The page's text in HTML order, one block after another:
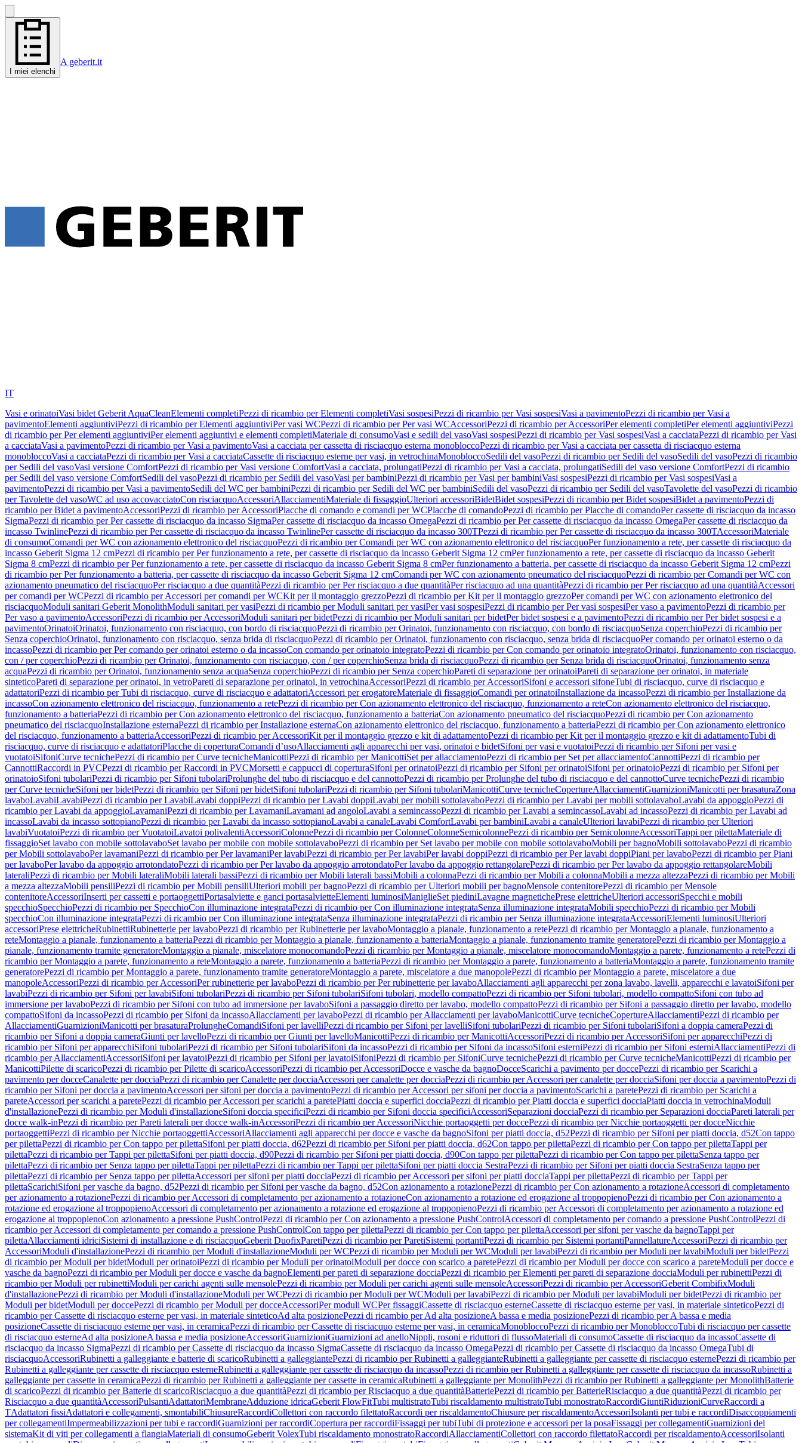
I miei elenchi
A geberit.it
IT
Vasi e orinatoiVasi bidet Geberit AquaCleanElementi completiPezzi di ricambio per Elementi completiVasi sospesiPezzi di ricambio per Vasi sospesiVasi a pavimentoPezzi di ricambio per Vasi a
pavimentoElementi aggiuntiviPezzi di ricambio per Elementi aggiuntiviPer vasi WCPezzi di ricambio per Per vasi WCAccessoriPezzi di ricambio per AccessoriPer elementi completiPer elementi aggiuntiviPezzi
di ricambio per Per elementi aggiuntiviPer elementi aggiuntivi e elementi completiMateriale di consumoVasi e sedili del vasoVasi sospesiPezzi di ricambio per Vasi sospesiVasi a cacciataPezzi di ricambio per Vasi
a cacciataVasi a pavimentoPezzi di ricambio per Vasi a pavimentoVasi a cacciata per cassetta di risciacquo esterna monobloccoPezzi di ricambio per Vasi a cacciata per cassetta di risciacquo esterna
monobloccoVasi a cacciataPezzi di ricambio per Vasi a cacciataCassette di risciacquo esterne per vasi, in vetrochinaMonobloccoSedili del vasoPezzi di ricambio per Sedili del vasoSedili del vasoPezzi di ricambio
per Sedili del vasoVasi versione ComfortPezzi di ricambio per Vasi versione ComfortVasi a cacciata, prolungatiPezzi di ricambio per Vasi a cacciata, prolungatiSedili del vaso versione ComfortPezzi di ricambio
per Sedili del vaso versione ComfortSedili del vasoPezzi di ricambio per Sedili del vasoVasi per bambiniPezzi di ricambio per Vasi per bambiniVasi sospesiPezzi di ricambio per Vasi sospesiVasi a
pavimentoPezzi di ricambio per Vasi a pavimentoSedili del WC per bambiniPezzi di ricambio per Sedili del WC per bambiniSedili del vasoPezzi di ricambio per Sedili del vasoTavolette del vasoPezzi di ricambio
per Tavolette del vasoWC ad uso accovacciatoCon risciacquoAccessoriAllacciamentiMateriale di fissaggioUlteriori accessoriBidetBidet sospesiPezzi di ricambio per Bidet sospesiBidet a pavimentoPezzi di
ricambio per Bidet a pavimentoAccessoriPezzi di ricambio per AccessoriPlacche di comando e comandi per WCPlacche di comandoPezzi di ricambio per Placche di comandoPer cassette di risciacquo da incasso
SigmaPezzi di ricambio per Per cassette di risciacquo da incasso SigmaPer cassette di risciacquo da incasso OmegaPezzi di ricambio per Per cassette di risciacquo da incasso OmegaPer cassette di risciacquo da
incasso TwinlinePezzi di ricambio per Per cassette di risciacquo da incasso TwinlinePer cassette di risciacquo da incasso 300TPezzi di ricambio per Per cassette di risciacquo da incasso 300TAccessoriMateriale
di consumoComandi per WC con azionamento elettronico del risciacquoPezzi di ricambio per Comandi per WC con azionamento elettronico del risciacquoPer funzionamento a rete, per cassette di risciacquo da
incasso Geberit Sigma 12 cmPezzi di ricambio per Per funzionamento a rete, per cassette di risciacquo da incasso Geberit Sigma 12 cmPer funzionamento a rete, per cassette di risciacquo da incasso Geberit
Sigma 8 cmPezzi di ricambio per Per funzionamento a rete, per cassette di risciacquo da incasso Geberit Sigma 8 cmPer funzionamento a batteria, per cassette di risciacquo da incasso Geberit Sigma 12 cmPezzi
di ricambio per Per funzionamento a batteria, per cassette di risciacquo da incasso Geberit Sigma 12 cmComandi per WC con azionamento pneumatico del risciacquoPezzi di ricambio per Comandi per WC con
azionamento pneumatico del risciacquoPer risciacquo a due quantitàPezzi di ricambio per Per risciacquo a due quantitàPer risciacquo ad una quantitàPezzi di ricambio per Per risciacquo ad una quantitàAccessori
per comandi per WCPezzi di ricambio per Accessori per comandi per WCKit per il montaggio grezzoPezzi di ricambio per Kit per il montaggio grezzoPer comandi per WC con azionamento elettronico del
risciacquoModuli sanitari Geberit MonolithModuli sanitari per vasiPezzi di ricambio per Moduli sanitari per vasiPer vasi sospesiPezzi di ricambio per Per vasi sospesiPer vaso a pavimentoPezzi di ricambio per
Per vaso a pavimentoAccessoriPezzi di ricambio per AccessoriModuli sanitari per bidetPezzi di ricambio per Moduli sanitari per bidetPer bidet sospesi e a pavimentoPezzi di ricambio per Per bidet sospesi e a
pavimentoOrinatoiOrinatoi, funzionamento con risciacquo, con bordo di risciacquoPezzi di ricambio per Orinatoi, funzionamento con risciacquo, con bordo di risciacquoSenza coperchioPezzi di ricambio per
Senza coperchioOrinatoi, funzionamento con risciacquo, senza brida di risciacquoPezzi di ricambio per Orinatoi, funzionamento con risciacquo, senza brida di risciacquoPer comando per orinatoi esterno o da
incassoPezzi di ricambio per Per comando per orinatoi esterno o da incassoCon comando per orinatoio integratoPezzi di ricambio per Con comando per orinatoio integratoOrinatoi, funzionamento con risciacquo,
con / per coperchioPezzi di ricambio per Orinatoi, funzionamento con risciacquo, con / per coperchioSenza brida di risciacquoPezzi di ricambio per Senza brida di risciacquoOrinatoi, funzionamento senza
acquaPezzi di ricambio per Orinatoi, funzionamento senza acquaSenza coperchioPezzi di ricambio per Senza coperchioPareti di separazione per orinatoiPareti di separazione per orinatoi, in materiale
sinteticoPareti di separazione per orinatoi, in vetroPareti di separazione per orinatoi, in vetrochinaAccessoriPezzi di ricambio per AccessoriSifoni e accessori sifoneTubi di risciacquo, curve di risciacquo e
adattatoriPezzi di ricambio per Tubi di risciacquo, curve di risciacquo e adattatoriAccessori per erogatoreMateriale di fissaggioComandi per orinatoiInstallazione da incassoPezzi di ricambio per Installazione da
incassoCon azionamento elettronico del risciacquo, funzionamento a retePezzi di ricambio per Con azionamento elettronico del risciacquo, funzionamento a reteCon azionamento elettronico del risciacquo,
funzionamento a batteriaPezzi di ricambio per Con azionamento elettronico del risciacquo, funzionamento a batteriaCon azionamento pneumatico del risciacquoPezzi di ricambio per Con azionamento
pneumatico del risciacquoInstallazione esternaPezzi di ricambio per Installazione esternaCon azionamento elettronico del risciacquo, funzionamento a batteriaPezzi di ricambio per Con azionamento elettronico
del risciacquo, funzionamento a batteriaAccessoriPezzi di ricambio per AccessoriKit per il montaggio grezzo e kit di adattamentoPezzi di ricambio per Kit per il montaggio grezzo e kit di adattamentoTubi di
risciacquo, curve di risciacquo e adattatoriPlacche di coperturaComandi d’usoAllacciamenti agli apparecchi per vasi, orinatoi e bidetSifoni per vasi e vuotatoiPezzi di ricambio per Sifoni per vasi e
vuotatoiSifoniCurve tecnichePezzi di ricambio per Curve tecnicheManicottiPezzi di ricambio per ManicottiSet per allacciamentoPezzi di ricambio per Set per allacciamentoCannottiPezzi di ricambio per
CannottiRaccordi in PVCPezzi di ricambio per Raccordi in PVCMorsetti e cappucci di coperturaSifoni per orinatoiPezzi di ricambio per Sifoni per orinatoiSifoni per orinatoioPezzi di ricambio per Sifoni per
orinatoioSifoni tubolariPezzi di ricambio per Sifoni tubolariProlunghe del tubo di risciacquo e del cannottoPezzi di ricambio per Prolunghe del tubo di risciacquo e del cannottoCurve tecnichePezzi di ricambio
per Curve tecnicheSifoni per bidetPezzi di ricambio per Sifoni per bidetSifoni tubolariPezzi di ricambio per Sifoni tubolariManicottiCurve tecnicheCopertureAllacciamentiGuarnizioniManicotti per brasaturaZona
lavaboLavabiLavabiPezzi di ricambio per LavabiLavabi doppiPezzi di ricambio per Lavabi doppiLavabi per mobili sottolavaboPezzi di ricambio per Lavabi per mobili sottolavaboLavabi da appoggioPezzi di
ricambio per Lavabi da appoggioLavamaniPezzi di ricambio per LavamaniLavamani ad angoloLavabi a semincassoPezzi di ricambio per Lavabi a semincassoLavabi ad incassoPezzi di ricambio per Lavabi ad
incassoLavabi da incasso sottopianoPezzi di ricambio per Lavabi da incasso sottopianoLavabi a canaleLavabi ComfortLavabi per bambiniLavabi a canaleUlteriori lavabiPezzi di ricambio per Ulteriori
lavabiVuotatoiPezzi di ricambio per VuotatoiLavatoi polivalentiAccessoriColonnePezzi di ricambio per ColonneColonneSemicolonnePezzi di ricambio per SemicolonneAccessoriTappi per pilettaMateriale di
fissaggioSet lavabo con mobile sottolavaboSet lavabo per mobile con mobile sottolavaboPezzi di ricambio per Set lavabo per mobile con mobile sottolavaboMobili per bagnoMobili sottolavaboPezzi di ricambio
per Mobili sottolavaboPer lavamaniPezzi di ricambio per Per lavamaniPer lavabiPezzi di ricambio per Per lavabiPer lavabi doppiPezzi di ricambio per Per lavabi doppiPiani per lavaboPezzi di ricambio per Piani
per lavaboPer lavabo da appoggio arrotondatoPezzi di ricambio per Per lavabo da appoggio arrotondatoPer lavabo da appoggio rettangolarePezzi di ricambio per Per lavabo da appoggio rettangolareMobili
lateraliPezzi di ricambio per Mobili lateraliMobili laterali bassiPezzi di ricambio per Mobili laterali bassiMobili a colonnaPezzi di ricambio per Mobili a colonnaMobili a mezza altezzaPezzi di ricambio per Mobili
a mezza altezzaMobili pensiliPezzi di ricambio per Mobili pensiliUlteriori mobili per bagnoPezzi di ricambio per Ulteriori mobili per bagnoMensole contenitorePezzi di ricambio per Mensole
contenitoreAccessoriInserti per cassetti e portaoggettiPortasalviette e ganci portasalvietteElementi luminosiManiglieSet piediniLavagne magnetichePrese elettricheUlteriori accessoriSpecchi e mobili
specchioSpecchioPezzi di ricambio per SpecchioCon illuminazione integrataPezzi di ricambio per Con illuminazione integrataSenza illuminazione integrataMobili specchioPezzi di ricambio per Mobili
specchioCon illuminazione integrataPezzi di ricambio per Con illuminazione integrataSenza illuminazione integrataPezzi di ricambio per Senza illuminazione integrataAccessoriElementi luminosiUlteriori
accessoriPrese elettricheRubinettiRubinetterie per lavaboPezzi di ricambio per Rubinetterie per lavaboMontaggio a pianale, funzionamento a retePezzi di ricambio per Montaggio a pianale, funzionamento a
reteMontaggio a pianale, funzionamento a batteriaPezzi di ricambio per Montaggio a pianale, funzionamento a batteriaMontaggio a pianale, funzionamento tramite generatorePezzi di ricambio per Montaggio a
pianale, funzionamento tramite generatoreMontaggio a pianale, miscelatore monocomandoPezzi di ricambio per Montaggio a pianale, miscelatore monocomandoMontaggio a parete, funzionamento a retePezzi di
ricambio per Montaggio a parete, funzionamento a reteMontaggio a parete, funzionamento a batteriaPezzi di ricambio per Montaggio a parete, funzionamento a batteriaMontaggio a parete, funzionamento tramite
generatorePezzi di ricambio per Montaggio a parete, funzionamento tramite generatoreMontaggio a parete, miscelatore a due manopolePezzi di ricambio per Montaggio a parete, miscelatore a due
manopoleAccessoriPezzi di ricambio per AccessoriPer rubinetterie per lavaboPezzi di ricambio per Per rubinetterie per lavaboAllacciamenti agli apparecchi per zona lavabo, lavelli, apparecchi e lavatoiSifoni per
lavabiPezzi di ricambio per Sifoni per lavabiSifoni tubolariPezzi di ricambio per Sifoni tubolariSifoni tubolari, modello compattoPezzi di ricambio per Sifoni tubolari, modello compattoSifoni con tubo ad
immersione per lavaboPezzi di ricambio per Sifoni con tubo ad immersione per lavaboSifoni a passaggio diretto per lavabo, modello compattoPezzi di ricambio per Sifoni a passaggio diretto per lavabo, modello
compattoSifoni da incassoPezzi di ricambio per Sifoni da incassoAllacciamenti per lavaboPezzi di ricambio per Allacciamenti per lavaboManicottiCurve tecnicheCopertureAllacciamentiPezzi di ricambio per
AllacciamentiGuarnizioniManicotti per brasaturaProlungheComandiSifoni per lavelliPezzi di ricambio per Sifoni per lavelliSifoni tubolariPezzi di ricambio per Sifoni tubolariSifoni a doppia cameraPezzi di
ricambio per Sifoni a doppia cameraGiunti per lavelloPezzi di ricambio per Giunti per lavelloManicottiPezzi di ricambio per ManicottiAccessoriPezzi di ricambio per AccessoriSifoni per apparecchiPezzi di
ricambio per Sifoni per apparecchiSifoni tubolariPezzi di ricambio per Sifoni tubolariSifoni da incassoPezzi di ricambio per Sifoni da incassoSifoni esterniPezzi di ricambio per Sifoni esterniAllacciamentiPezzi di
ricambio per AllacciamentiAccessoriSifoni per lavatoiPezzi di ricambio per Sifoni per lavatoiSifoniPezzi di ricambio per SifoniCurve tecnichePezzi di ricambio per Curve tecnicheManicottiPezzi di ricambio per
ManicottiPilette di scaricoPezzi di ricambio per Pilette di scaricoAccessoriPezzi di ricambio per AccessoriDocce e vasche da bagnoDocceScarichi a pavimento per doccePezzi di ricambio per Scarichi a
pavimento per docceCanalette per docciaPezzi di ricambio per Canalette per docciaAccessori per canalette per docciaPezzi di ricambio per Accessori per canalette per docciaSifoni per doccia a pavimentoPezzi di
ricambio per Sifoni per doccia a pavimentoAccessori per sifoni per doccia a pavimentoPezzi di ricambio per Accessori per sifoni per doccia a pavimentoScarichi a paretePezzi di ricambio per Scarichi a
pareteAccessori per scarichi a paretePezzi di ricambio per Accessori per scarichi a paretePiatti doccia e superfici docciaPezzi di ricambio per Piatti doccia e superfici docciaPiatti doccia in vetrochinaModuli
d'installazionePezzi di ricambio per Moduli d'installazioneSifoni doccia specificiPezzi di ricambio per Sifoni doccia specificiAccessoriSeparazioni docciaPezzi di ricambio per Separazioni docciaPareti laterali per
docce walk-inPezzi di ricambio per Pareti laterali per docce walk-inAccessoriPezzi di ricambio per AccessoriNicchie portaoggetti per doccePezzi di ricambio per Nicchie portaoggetti per docceNicchie
portaoggettiPezzi di ricambio per Nicchie portaoggettiAccessoriAllacciamenti agli apparecchi per docce e vasche da bagnoSifoni per piatti doccia, d52Pezzi di ricambio per Sifoni per piatti doccia, d52Con tappo
per pilettaPezzi di ricambio per Con tappo per pilettaSifoni per piatti doccia, d62Pezzi di ricambio per Sifoni per piatti doccia, d62Con tappo per pilettaPezzi di ricambio per Con tappo per pilettaTappi per
pilettaPezzi di ricambio per Tappi per pilettaSifoni per piatti doccia, d90Pezzi di ricambio per Sifoni per piatti doccia, d90Con tappo per pilettaPezzi di ricambio per Con tappo per pilettaSenza tappo per
pilettaPezzi di ricambio per Senza tappo per pilettaTappi per pilettaPezzi di ricambio per Tappi per pilettaSifoni per piatti doccia SestraPezzi di ricambio per Sifoni per piatti doccia SestraSenza tappo per
pilettaPezzi di ricambio per Senza tappo per pilettaAccessori per sifoni per piatti docciaPezzi di ricambio per Accessori per sifoni per piatti docciaTappi per pilettaPezzi di ricambio per Tappi per
pilettaScarichiSifoni per vasche da bagno, d52Pezzi di ricambio per Sifoni per vasche da bagno, d52Con azionamento a rotazionePezzi di ricambio per Con azionamento a rotazioneAccessori di completamento
per azionamento a rotazionePezzi di ricambio per Accessori di completamento per azionamento a rotazioneCon azionamento a rotazione ed erogazione al troppopienoPezzi di ricambio per Con azionamento a
rotazione ed erogazione al troppopienoAccessori di completamento per azionamento a rotazione ed erogazione al troppopienoPezzi di ricambio per Accessori di completamento per azionamento a rotazione ed
erogazione al troppopienoCon azionamento a pressione PushControlPezzi di ricambio per Con azionamento a pressione PushControlAccessori di completamento per comando a pressione PushControlPezzi di
ricambio per Accessori di completamento per comando a pressione PushControlCon tappo per pilettaPezzi di ricambio per Con tappo per pilettaAccessori per sifoni per vasche da bagnoTappi per
pilettaAllacciamenti idriciSistemi di installazione e di risciacquoGeberit DuofixParetiPezzi di ricambio per ParetiSistemi portantiPezzi di ricambio per Sistemi portantiPannellatureAccessoriPezzi di ricambio per
AccessoriModuli d'installazionePezzi di ricambio per Moduli d'installazioneModuli per WCPezzi di ricambio per Moduli per WCModuli per lavabiPezzi di ricambio per Moduli per lavabiModuli per bidetPezzi
di ricambio per Moduli per bidetModuli per orinatoiPezzi di ricambio per Moduli per orinatoiModuli per docce con scarico a paretePezzi di ricambio per Moduli per docce con scarico a pareteModuli per docce e
vasche da bagnoPezzi di ricambio per Moduli per docce e vasche da bagnoElementi per pareti di separazione docciaPezzi di ricambio per Elementi per pareti di separazione docciaModuli per rubinettiPezzi di
ricambio per Moduli per rubinettiModuli per carichi agenti sulle mensolePezzi di ricambio per Moduli per carichi agenti sulle mensoleAccessoriPezzi di ricambio per AccessoriGeberit CombifixModuli
d'installazionePezzi di ricambio per Moduli d'installazioneModuli per WCPezzi di ricambio per Moduli per WCModuli per lavabiPezzi di ricambio per Moduli per lavabiModuli per bidetPezzi di ricambio per
Moduli per bidetModuli per doccePezzi di ricambio per Moduli per docceAccessoriPer moduli WCPer fissaggiCassette di risciacquo esterneCassette di risciacquo esterne per vasi, in materiale sinteticoPezzi di
ricambio per Cassette di risciacquo esterne per vasi, in materiale sinteticoAd alta posizionePezzi di ricambio per Ad alta posizioneA bassa e media posizionePezzi di ricambio per A bassa e media
posizioneCassette di risciacquo esterne per vasi, in ceramicaPezzi di ricambio per Cassette di risciacquo esterne per vasi, in ceramicaMonobloccoPezzi di ricambio per MonobloccoTubi di risciacquo per cassette
di risciacquo esterneAd alta posizioneA bassa e media posizioneAccessoriGuarnizioniGuarnizioni ad anelloNippli, rosoni e riduttori di flussoMateriali di consumoCassette di risciacquo da incassoCassette di
risciacquo da incasso SigmaPezzi di ricambio per Cassette di risciacquo da incasso SigmaCassette di risciacquo da incasso OmegaPezzi di ricambio per Cassette di risciacquo da incasso OmegaTubi di
risciacquoAccessoriRubinetti a galleggiante e batterie di scaricoRubinetti a galleggiantePezzi di ricambio per Rubinetti a galleggianteRubinetti a galleggiante per cassette di risciacquo esternePezzi di ricambio per
Rubinetti a galleggiante per cassette di risciacquo esterneRubinetti a galleggiante per cassette di risciacquo da incassoPezzi di ricambio per Rubinetti a galleggiante per cassette di risciacquo da incassoRubinetti a
galleggiante per cassette in ceramicaPezzi di ricambio per Rubinetti a galleggiante per cassette in ceramicaRubinetti a galleggiante per MonolithPezzi di ricambio per Rubinetti a galleggiante per MonolithBatterie
di scaricoPezzi di ricambio per Batterie di scaricoRisciacquo a due quantitàPezzi di ricambio per Risciacquo a due quantitàBatteriePezzi di ricambio per BatterieRisciacquo a due quantitàPezzi di ricambio per
Risciacquo a due quantitàAccessoriPulsantiAdattatoriMembraneAdduzione idricaGeberit FlowFitTubi multistratoTubi riscaldamento multistratoTubi monostratoRaccordiGiuntiRiduzioniCurveRaccordi a
TAdattatori fissiAdattatori e collegamenti, smontabiliChiusureRaccordiCollettori con raccordo filettatoRaccordi per riscaldamentoChiusure per riscaldamentoAccessoriIsolanti per tubi e raccordiDisaccoppiamenti
per collegamentiImpermeabilizzazioni per tubi e raccordiGuarnizioni per raccordiCopertura per raccordiFissaggi per tubiTubi di protezione e accessori per la posaFissaggi per collegamentiGuarnizioni del
sistemaKit di viti per collegamenti a flangiaMateriali di consumoGeberit VolexTubi riscaldamento monostratoRaccordiAllacciamentiCollettori con raccordo filettatoRaccordi per riscaldamentoAccessoriIsolanti